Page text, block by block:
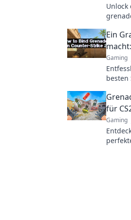
Unlock
Ein
Gaming
besten
für
Gaming